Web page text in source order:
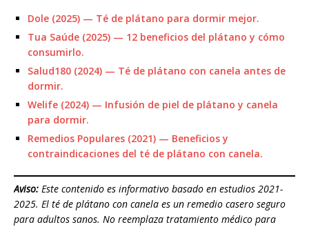
Dole (2025) — Té de plátano para dormir mejor.
Tua Saúde (2025) — 12 beneficios del plátano y cómo
consumirlo.
Salud180 (2024) — Té de plátano con canela antes de
dormir.
Welife (2024) — Infusión de piel de plátano y canela
para dormir.
Remedios Populares (2021) — Beneficios y
contraindicaciones del té de plátano con canela.
Aviso: Este contenido es informativo basado en estudios 2021-
2025. El té de plátano con canela es un remedio casero seguro
para adultos sanos. No reemplaza tratamiento médico para